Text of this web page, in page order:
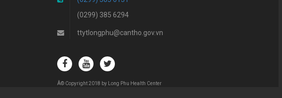
(0299) 385 6294
ttytlongphu@cantho.gov.vn
Â© Copyright 2018 by Long Phu Health Center